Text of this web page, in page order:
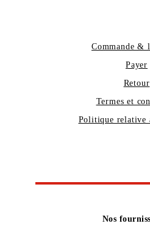
Commande &
Payer
Retour
Termes et
Politique relative
Nos